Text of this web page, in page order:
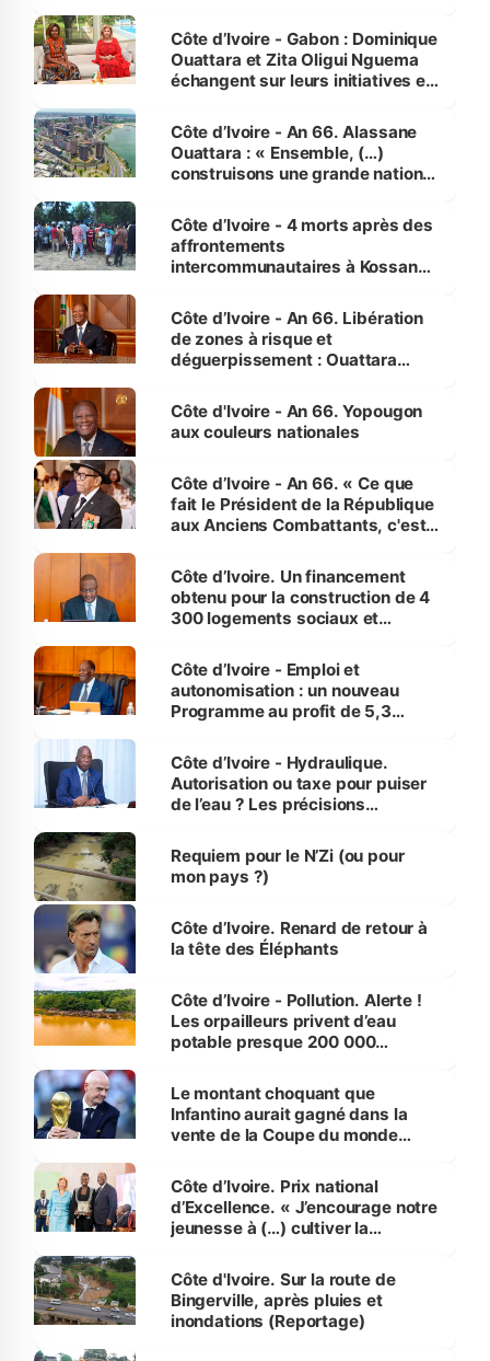
Côte d’Ivoire - Gabon : Dominique
Ouattara et Zita Oligui Nguema
échangent sur leurs initiatives en
enfants
Côte d’Ivoire - An 66. Alassane
Ouattara : « Ensemble, (…)
construisons une grande nation
générations futures »
Côte d’Ivoire - 4 morts après des
affrontements
intercommunautaires à Kossandji
milieu des sinistrés
Côte d’Ivoire - An 66. Libération
de zones à risque et
déguerpissement : Ouattara
l'Etat de droit pour préserver les
vies humaines »
Côte d'Ivoire - An 66. Yopougon
aux couleurs nationales
Côte d’Ivoire - An 66. « Ce que
fait le Président de la République
aux Anciens Combattants, c'est
Côte d’Ivoire. Un financement
obtenu pour la construction de 4
300 logements sociaux et
et Yamoussoukro
Côte d’Ivoire - Emploi et
autonomisation : un nouveau
Programme au profit de 5,3
Côte d’Ivoire - Hydraulique.
Autorisation ou taxe pour puiser
de l’eau ? Les précisions
Requiem pour le N’Zi (ou pour
mon pays ?)
Côte d’Ivoire. Renard de retour à
la tête des Éléphants
Côte d’Ivoire - Pollution. Alerte !
Les orpailleurs privent d’eau
potable presque 200 000
Le montant choquant que
Infantino aurait gagné dans la
vente de la Coupe du monde
Côte d’Ivoire. Prix national
d’Excellence. « J’encourage notre
jeunesse à (…) cultiver la
(Alassane Ouattara
Côte d'Ivoire. Sur la route de
Bingerville, après pluies et
inondations (Reportage)